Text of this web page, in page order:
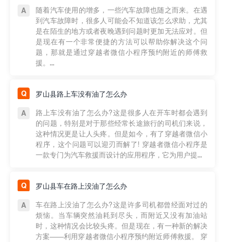
随着汽车使用的增多，一些汽车故障也随之而来。在遇
到汽车故障时，很多人可能会不知道该怎么求助，尤其
是在陌生的地方或者夜晚遇到问题时更加无法应对。但
是现在有一个非常便捷的方法可以帮助你解决这个问
题，那就是通过穿越者微信小程序预约附近的师傅救
援。...
罗山县路上车没有油了怎么办
路上车没有油了怎么办?这是很多人在开车时都会遇到
的问题，特别是对于那些经常长途旅行的司机们来说，
这种情况更是让人头疼。但是如今，有了穿越者微信小
程序，这个问题可以迎刃而解了! 穿越者微信小程序是
一款专门为汽车救援而设计的应用程序，它为用户提...
罗山县车在路上没油了怎么办
车在路上没油了怎么办?这是许多司机都曾经面对过的
烦恼。当车辆突然油耗到尽头，而附近又没有加油站
时，这种情况会比较头疼。但是现在，有一种新的解决
方案——利用穿越者微信小程序预约附近师傅救援。 穿